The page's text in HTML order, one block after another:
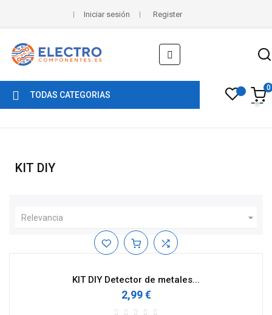
Iniciar sesión Register
Navegación
de
palanca
☰
TODAS CATEGORIAS
0
KIT DIY
Relevancia 
KIT DIY Detector de metales...
2,99 €